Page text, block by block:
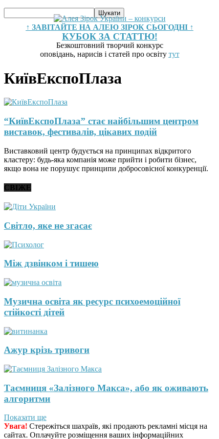
↑ ЗАВІТАЙТЕ НА АЛЕЮ ЗІРОК СЬОГОДНІ ↑
КУБОК ЗА СТАТТЮ!
Безкоштовний творчий конкурс
оповідань, нарисів і статей про освіту тут
КиївЕкспоПлаза
“КиївЕкспоПлаза” стає найбільшим центром
виставок, фестивалів, цікавих подій
Виставковий центр будується на принципах відкритого
кластеру: будь-яка компанія може прийти і робити бізнес,
якщо вона не порушує принципи добросовісної конкуренції.
СВІЖЕ
Світло, яке не згасає
Між дзвінком і тишею
Музична освіта як ресурс психоемоційної
стійкості дітей
Ажур крізь тривоги
Таємниця «Залізного Макса», або як оживають
алгоритми
Показати ще
Увага! Стережіться шахраїв, які продають рекламні місця на
сайтах. Оплачуйте розміщення ваших інформаційних